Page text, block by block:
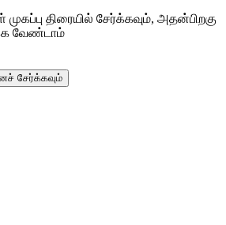
திரையில் சேர்க்கவும், அதன்பிறகு
வேண்டாம்
சேர்க்கவும்